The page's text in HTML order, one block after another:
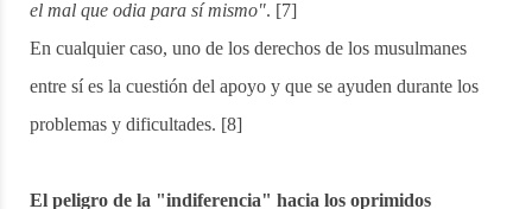
el mal que odia para sí mismo". [7]
En cualquier caso, uno de los derechos de los musulmanes
entre sí es la cuestión del apoyo y que se ayuden durante los
problemas y dificultades. [8]
El peligro de la "indiferencia" hacia los oprimidos